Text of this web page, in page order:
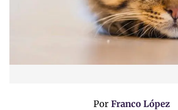
Por Franco López